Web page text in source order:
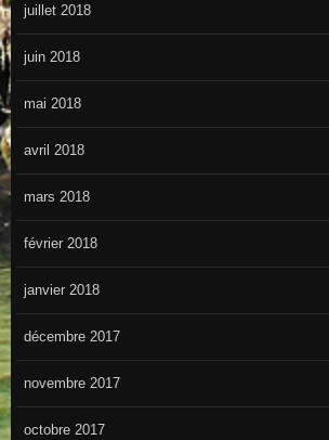
juillet 2018
juin 2018
mai 2018
avril 2018
mars 2018
février 2018
janvier 2018
décembre 2017
novembre 2017
octobre 2017